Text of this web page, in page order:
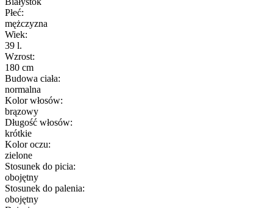
Płeć:
mężczyzna
Wiek:
39 l.
Wzrost:
180 cm
Budowa ciała:
normalna
Kolor włosów:
brązowy
Długość włosów:
krótkie
Kolor oczu:
zielone
Stosunek do picia:
obojętny
Stosunek do palenia:
obojętny